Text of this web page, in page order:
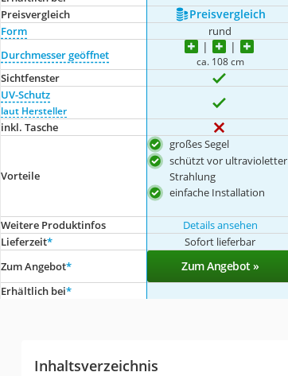
Preis­vergleich
Preis­vergleich
Form rund
Durchmesser geöffnet
ca. 108 cm
Sichtfenster
UV-Schutz
laut Hersteller
inkl. Tasche
Vorteile
großes Segel
schützt vor ultravioletter
Strahlung
einfache Installation
Weitere Produktinfos
Details ansehen
Lieferzeit* Sofort lieferbar
Zum Angebot* Zum Angebot »
Erhältlich bei*
Inhaltsverzeichnis